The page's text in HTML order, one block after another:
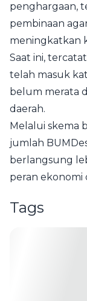
penghargaan,
pembinaan
meningkatkan
Saat ini,
telah masuk
belum merata
daerah.
Melalui skema
jumlah
berlangsung
peran ekonomi
Tags